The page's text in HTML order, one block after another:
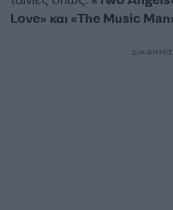
Love» και «The Music